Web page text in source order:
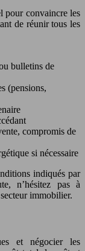
pour convaincre les
de réunir tous les
bulletins de
(pensions,
compromis de
si nécessaire
indiqués par
n’hésitez pas à
immobilier.
et négocier les